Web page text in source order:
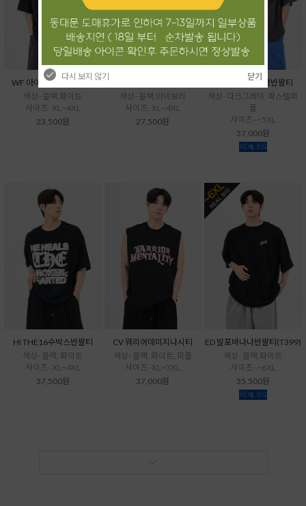
WF 아이스소로나반팔티
색상- 블랙,화이트
사이즈- XL~4XL
23,500원
색상- 블랙,아이보리
사이즈- XL~4XL
27,500원
VU 곰세마리급행반팔티
색상- 다크그레이, 파스텔퍼
플
사이즈- ~5XL
37,000원
HI THE16수박스반팔티
색상- 블랙, 화이트
사이즈- XL~4XL
37,500원
CV 워리어데미지나시티
색상- 블랙, 화이트, 퍼플
사이즈- XL~3XL
37,000원
ED 발포바나나반팔티(T399)
색상- 블랙,화이트
사이즈- ~6XL
35,500원
다시 보지 않기 닫기